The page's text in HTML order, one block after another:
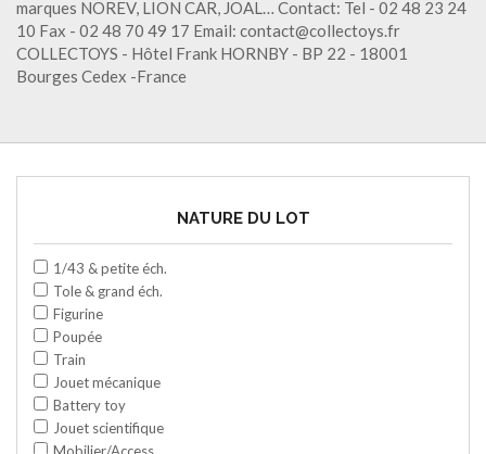
marques NOREV, LION CAR, JOAL… Contact: Tel - 02 48 23 24
10 Fax - 02 48 70 49 17 Email: contact@collectoys.fr
COLLECTOYS - Hôtel Frank HORNBY - BP 22 - 18001
Bourges Cedex -France
NATURE DU LOT
1/43 & petite éch.
Tole & grand éch.
Figurine
Poupée
Train
Jouet mécanique
Battery toy
Jouet scientifique
Mobilier/Access.